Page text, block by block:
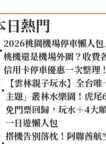
日熱門
.2026桃園機場停車懶人
桃機還是機場外圍？收費
信用卡停車優惠一次整理！
. 【雲林親子玩水】全台
主題」叢林水樂園！虎
免門票回歸，玩水＋4大
一日遊懶人包
.搭機告別落枕！阿聯酋航